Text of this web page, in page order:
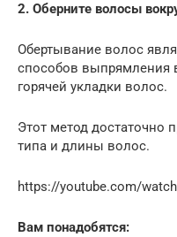
2. Оберните волосы
Обертывание волос
способов выпрямления
горячей укладки волос.
Этот метод достаточно
типа и длины волос.
https://youtube.com/
Вам понадобятся: